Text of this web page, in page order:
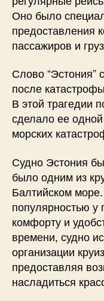
Оно было
предоставления
пассажиров и
Слово “Эстония”
после
В этой трагедии
сделало ее
морских
Судно Эстония
было одним из
Балтийском
популярностью у
комфорту и
времени, судно
организации
предоставляя
насладиться